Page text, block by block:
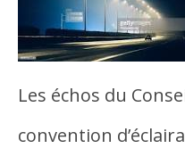
Les échos du
convention